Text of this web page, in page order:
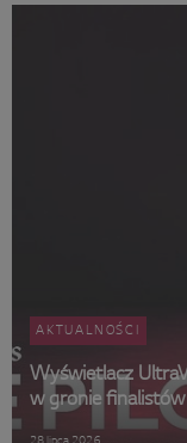
rozwi...
AKTUALNOŚCI
Wyświetlacz
w gronie